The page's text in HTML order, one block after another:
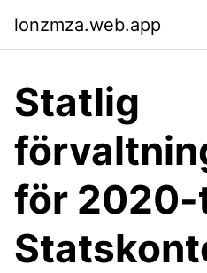
lonzmza.web.app
Statlig
för